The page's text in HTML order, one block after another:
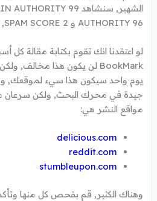
AUTHORITY 96 و SPAM SCORE 2, غير مخيف.
لو اعتقدنا انك تقوم بكتابة مقالة كل
يوم واحد سيكون هذا سيء لموقعك,
جيدة في محرك البحث, ولكن سرعان
مواقع النشر هي:
delicious.com
reddit.com
stumbleupon.com
وهناك الكثير, قم بفحص كل منها